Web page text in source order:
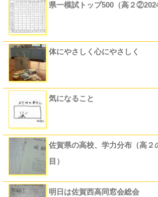
県一模試トップ500（高２
体にやさしく心にやさしく
気になること
佐賀県の高校、学力分布（高２
目）
明日は佐賀西高同窓会総会